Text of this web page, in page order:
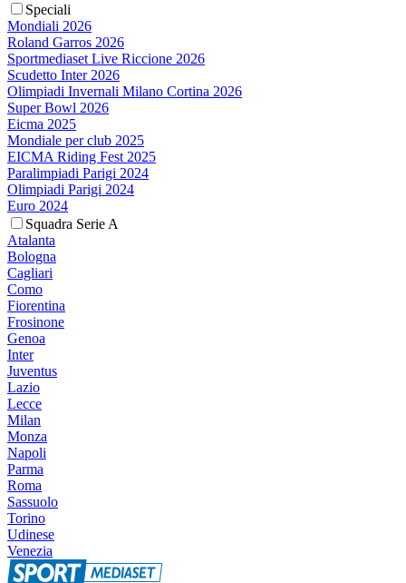
Speciali
Mondiali 2026
Roland Garros 2026
Sportmediaset Live Riccione 2026
Scudetto Inter 2026
Olimpiadi Invernali Milano Cortina 2026
Super Bowl 2026
Eicma 2025
Mondiale per club 2025
EICMA Riding Fest 2025
Paralimpiadi Parigi 2024
Olimpiadi Parigi 2024
Euro 2024
Squadra Serie A
Atalanta
Bologna
Cagliari
Como
Fiorentina
Frosinone
Genoa
Inter
Juventus
Lazio
Lecce
Milan
Monza
Napoli
Parma
Roma
Sassuolo
Torino
Udinese
Venezia